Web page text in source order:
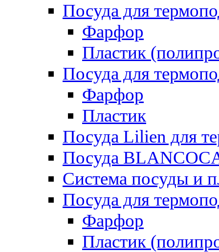
Посуда для
Фарфор
Пластик
Посуда для
Фарфор
Пластик
Посуда Lilien для
Посуда
Система посуды и
Посуда для
Фарфор
Пластик